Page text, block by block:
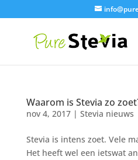
Waarom is Stevia zo
nov 4, 2017| Stevia nieuws
Stevia is intens zoet. Vele
Het heeft wel een ietswat